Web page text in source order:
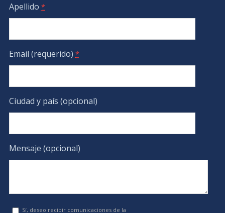
Apellido *
Email (requerido) *
Ciudad y país (opcional)
Mensaje (opcional)
Sí, deseo recibir comunicaciones de la